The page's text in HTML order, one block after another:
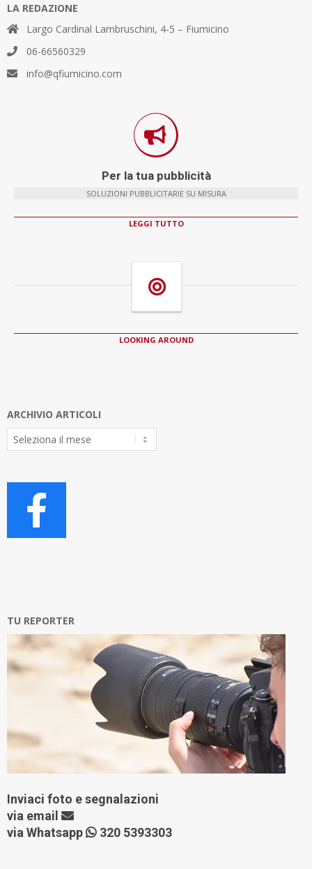
LA REDAZIONE
Largo Cardinal Lambruschini, 4-5 – Fiumicino
06-66560329
info@qfiumicino.com
Per la tua pubblicità
SOLUZIONI PUBBLICITARIE SU MISURA
LEGGI TUTTO
LOOKING AROUND
ARCHIVIO ARTICOLI
Archivio
Articoli
TU REPORTER
Inviaci foto e segnalazioni
via email
via Whatsapp
320 5393303